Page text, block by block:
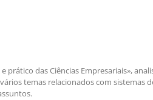
prático das Ciências Empresariais»,
temas relacionados com